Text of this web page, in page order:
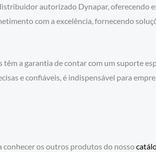
autorizado Dynapar, oferecendo
com a excelência, fornecendo
a garantia de contar com um suporte
e confiáveis, é indispensável para
conhecer os outros produtos do nosso